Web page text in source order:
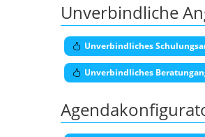
Unverbindliche
Unverbindliches
Unverbindliches